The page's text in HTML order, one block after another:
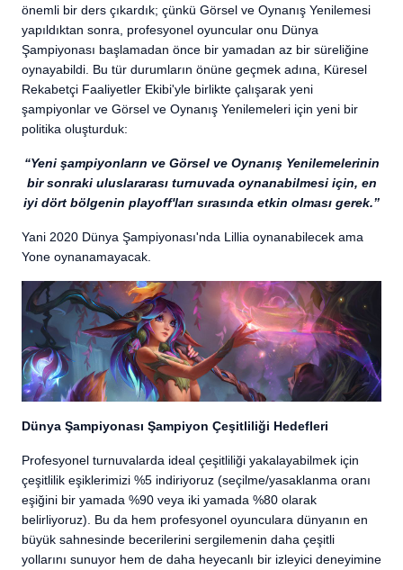
önemli bir ders çıkardık; çünkü Görsel ve Oynanış Yenilemesi
yapıldıktan sonra, profesyonel oyuncular onu Dünya
Şampiyonası başlamadan önce bir yamadan az bir süreliğine
oynayabildi. Bu tür durumların önüne geçmek adına, Küresel
Rekabetçi Faaliyetler Ekibi'yle birlikte çalışarak yeni
şampiyonlar ve Görsel ve Oynanış Yenilemeleri için yeni bir
politika oluşturduk:
“Yeni şampiyonların ve Görsel ve Oynanış Yenilemelerinin
bir sonraki uluslararası turnuvada oynanabilmesi için, en
iyi dört bölgenin playoff'ları sırasında etkin olması gerek.”
Yani 2020 Dünya Şampiyonası'nda Lillia oynanabilecek ama
Yone oynanamayacak.
Dünya Şampiyonası Şampiyon Çeşitliliği Hedefleri
Profesyonel turnuvalarda ideal çeşitliliği yakalayabilmek için
çeşitlilik eşiklerimizi %5 indiriyoruz (seçilme/yasaklanma oranı
eşiğini bir yamada %90 veya iki yamada %80 olarak
belirliyoruz). Bu da hem profesyonel oyunculara dünyanın en
büyük sahnesinde becerilerini sergilemenin daha çeşitli
yollarını sunuyor hem de daha heyecanlı bir izleyici deneyimine